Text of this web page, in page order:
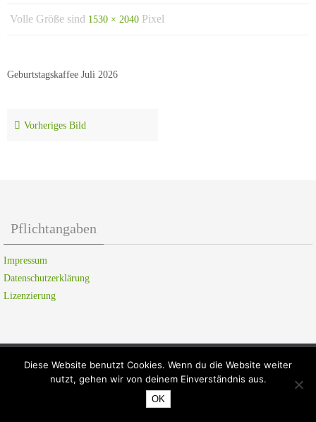
Volle Größe sind 1530 × 2040 Pixel
Geburtstagskaffee Juli 2026
Vorheriges Bild
Pflichtangaben
Impressum
Datenschutzerklärung
Lizenzierung
Diese Website benutzt Cookies. Wenn du die Website weiter
nutzt, gehen wir von deinem Einverständnis aus.
OK